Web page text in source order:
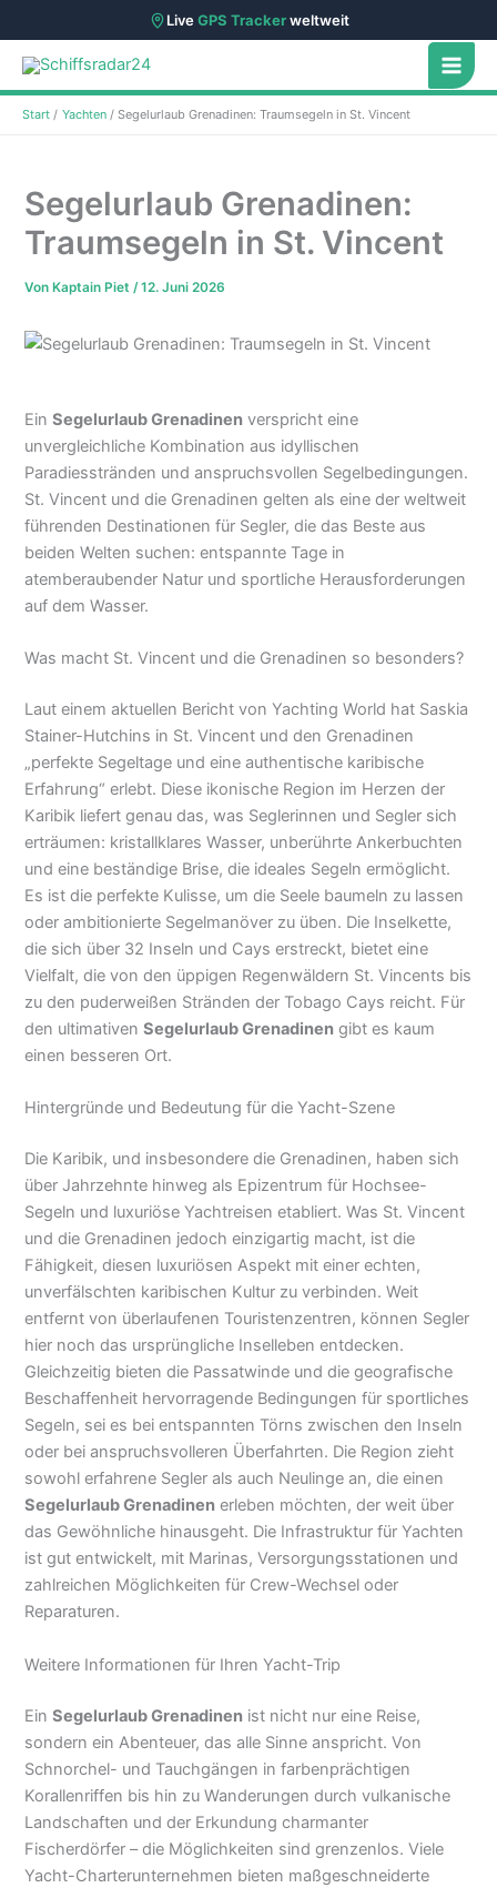
LiveGPS Trackerweltweit
Zum
Inhalt
springen
Start Yachten Segelurlaub Grenadinen: Traumsegeln in St. Vincent
Segelurlaub Grenadinen:
Traumsegeln in St. Vincent
Von Kaptain Piet/12. Juni 2026
EinSegelurlaub Grenadinen verspricht eine
unvergleichliche Kombination aus idyllischen
Paradiesstränden und anspruchsvollen Segelbedingungen.
St. Vincent und die Grenadinen gelten als eine der weltweit
führenden Destinationen für Segler, die das Beste aus
beiden Welten suchen: entspannte Tage in
atemberaubender Natur und sportliche Herausforderungen
auf dem Wasser.
Was macht St. Vincent und die Grenadinen so besonders?
Laut einem aktuellen Bericht von Yachting World hat Saskia
Stainer-Hutchins in St. Vincent und den Grenadinen
„perfekte Segeltage und eine authentische karibische
Erfahrung“ erlebt. Diese ikonische Region im Herzen der
Karibik liefert genau das, was Seglerinnen und Segler sich
erträumen: kristallklares Wasser, unberührte Ankerbuchten
und eine beständige Brise, die ideales Segeln ermöglicht.
Es ist die perfekte Kulisse, um die Seele baumeln zu lassen
oder ambitionierte Segelmanöver zu üben. Die Inselkette,
die sich über 32 Inseln und Cays erstreckt, bietet eine
Vielfalt, die von den üppigen Regenwäldern St. Vincents bis
zu den puderweißen Stränden der Tobago Cays reicht. Für
den ultimativenSegelurlaub Grenadinen gibt es kaum
einen besseren Ort.
Hintergründe und Bedeutung für die Yacht-Szene
Die Karibik, und insbesondere die Grenadinen, haben sich
über Jahrzehnte hinweg als Epizentrum für Hochsee-
Segeln und luxuriöse Yachtreisen etabliert. Was St. Vincent
und die Grenadinen jedoch einzigartig macht, ist die
Fähigkeit, diesen luxuriösen Aspekt mit einer echten,
unverfälschten karibischen Kultur zu verbinden. Weit
entfernt von überlaufenen Touristenzentren, können Segler
hier noch das ursprüngliche Inselleben entdecken.
Gleichzeitig bieten die Passatwinde und die geografische
Beschaffenheit hervorragende Bedingungen für sportliches
Segeln, sei es bei entspannten Törns zwischen den Inseln
oder bei anspruchsvolleren Überfahrten. Die Region zieht
sowohl erfahrene Segler als auch Neulinge an, die einen
Segelurlaub Grenadinen erleben möchten, der weit über
das Gewöhnliche hinausgeht. Die Infrastruktur für Yachten
ist gut entwickelt, mit Marinas, Versorgungsstationen und
zahlreichen Möglichkeiten für Crew-Wechsel oder
Reparaturen.
Weitere Informationen für Ihren Yacht-Trip
EinSegelurlaub Grenadinen ist nicht nur eine Reise,
sondern ein Abenteuer, das alle Sinne anspricht. Von
Schnorchel- und Tauchgängen in farbenprächtigen
Korallenriffen bis hin zu Wanderungen durch vulkanische
Landschaften und der Erkundung charmanter
Fischerdörfer – die Möglichkeiten sind grenzenlos. Viele
Yacht-Charterunternehmen bieten maßgeschneiderte